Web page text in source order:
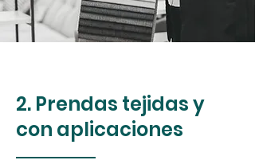
2. Prendas tejidas y
con aplicaciones